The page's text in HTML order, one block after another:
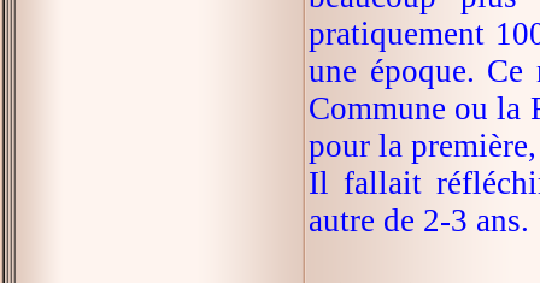
pratiquement
une époque.
Commune ou la
pour la
Il fallait
autre de 2-3 ans.